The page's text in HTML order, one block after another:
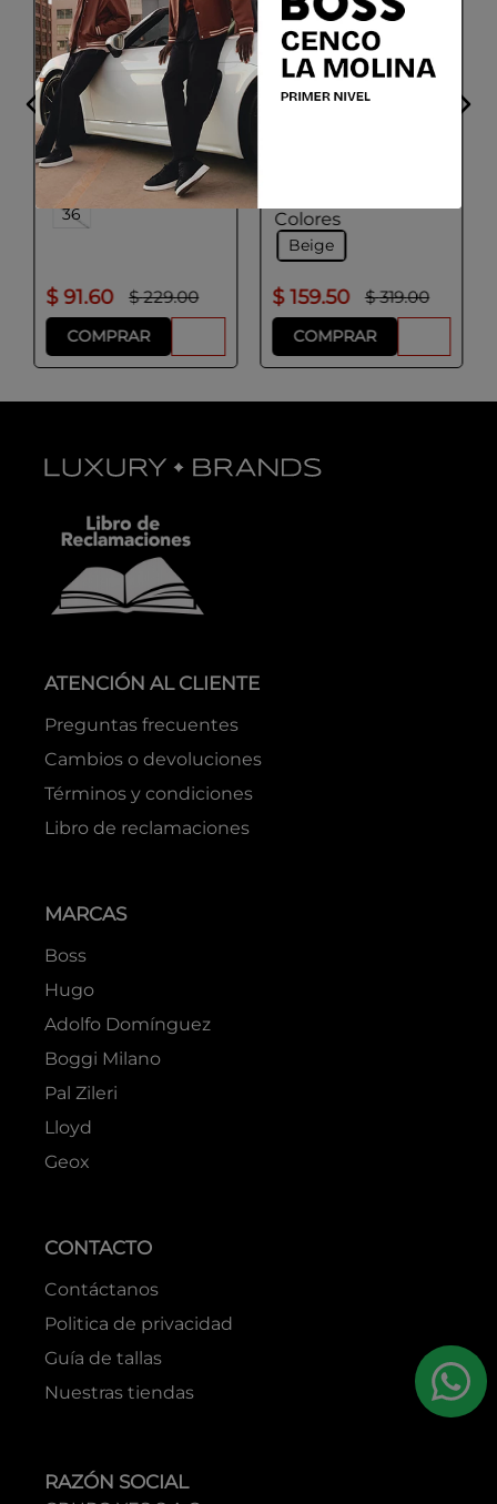
HUGO
Hugo - Shorts chinos
slim fit de tejido de
gabardina
Talla
34
36
$ 91.60 $ 229.00
COMPRAR
BOSS
Bañador en tejido de
secado rápido
Colores
Beige
$ 159.50 $ 319.00
COMPRAR
ATENCIÓN AL CLIENTE
Preguntas frecuentes
Cambios o devoluciones
Términos y condiciones
Libro de reclamaciones
MARCAS
Boss
Hugo
Adolfo Domínguez
Boggi Milano
Pal Zileri
Lloyd
Geox
CONTACTO
Contáctanos
Politica de privacidad
Guía de tallas
Nuestras tiendas
RAZÓN SOCIAL